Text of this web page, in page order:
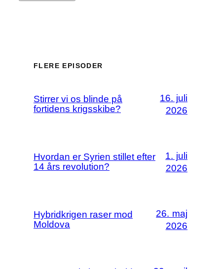
FLERE EPISODER
Stirrer vi os blinde på
fortidens krigsskibe?
16. juli
2026
Hvordan er Syrien stillet efter
14 års revolution?
1. juli
2026
Hybridkrigen raser mod
Moldova
26. maj
2026